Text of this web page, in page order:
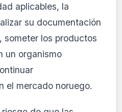
aplicables, la
su documentación
someter los productos
un organismo
el mercado noruego.